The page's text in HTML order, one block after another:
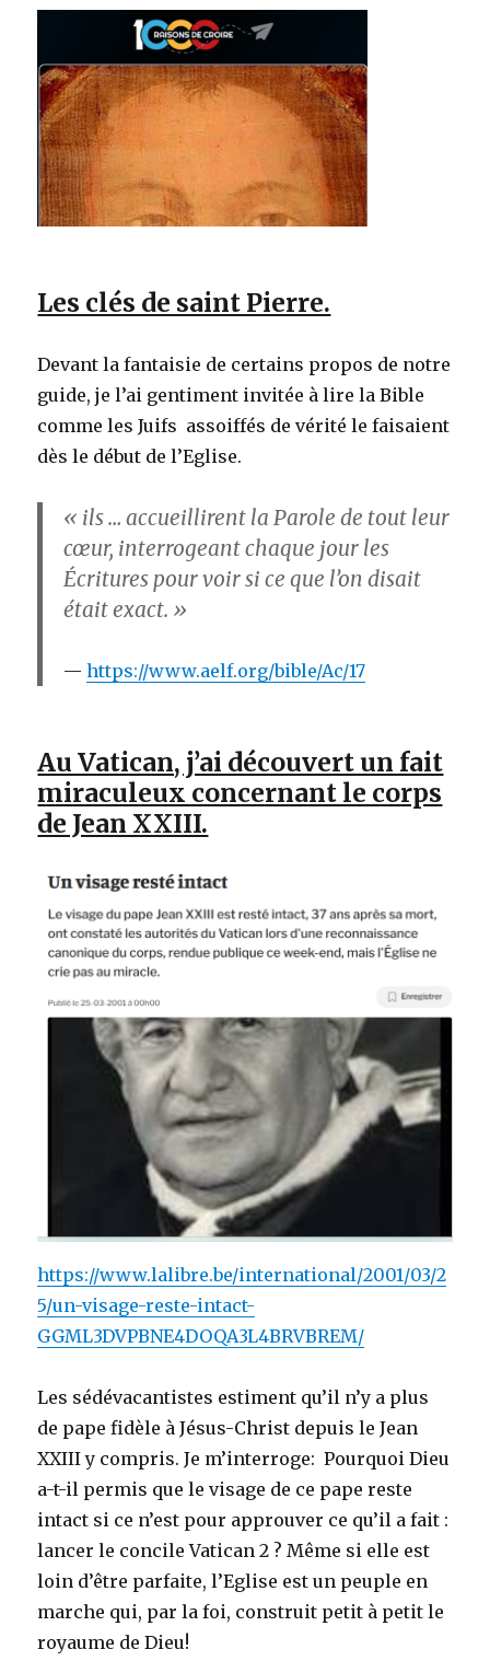
Les clés de saint Pierre.
Devant la fantaisie de certains propos de notre
guide, je l’ai gentiment invitée à lire la Bible
comme les Juifs assoiffés de vérité le faisaient
dès le début de l’Eglise.
« ils … accueillirent la Parole de tout leur
cœur, interrogeant chaque jour les
Écritures pour voir si ce que l’on disait
était exact. »
https://www.aelf.org/bible/Ac/17
Au Vatican, j’ai découvert un fait
miraculeux concernant le corps
de Jean XXIII.
https://www.lalibre.be/international/2001/03/2
5/un-visage-reste-intact-
GGML3DVPBNE4DOQA3L4BRVBREM/
Les sédévacantistes estiment qu’il n’y a plus
de pape fidèle à Jésus-Christ depuis le Jean
XXIII y compris. Je m’interroge: Pourquoi Dieu
a-t-il permis que le visage de ce pape reste
intact si ce n’est pour approuver ce qu’il a fait :
lancer le concile Vatican 2 ? Même si elle est
loin d’être parfaite, l’Eglise est un peuple en
marche qui, par la foi, construit petit à petit le
royaume de Dieu!